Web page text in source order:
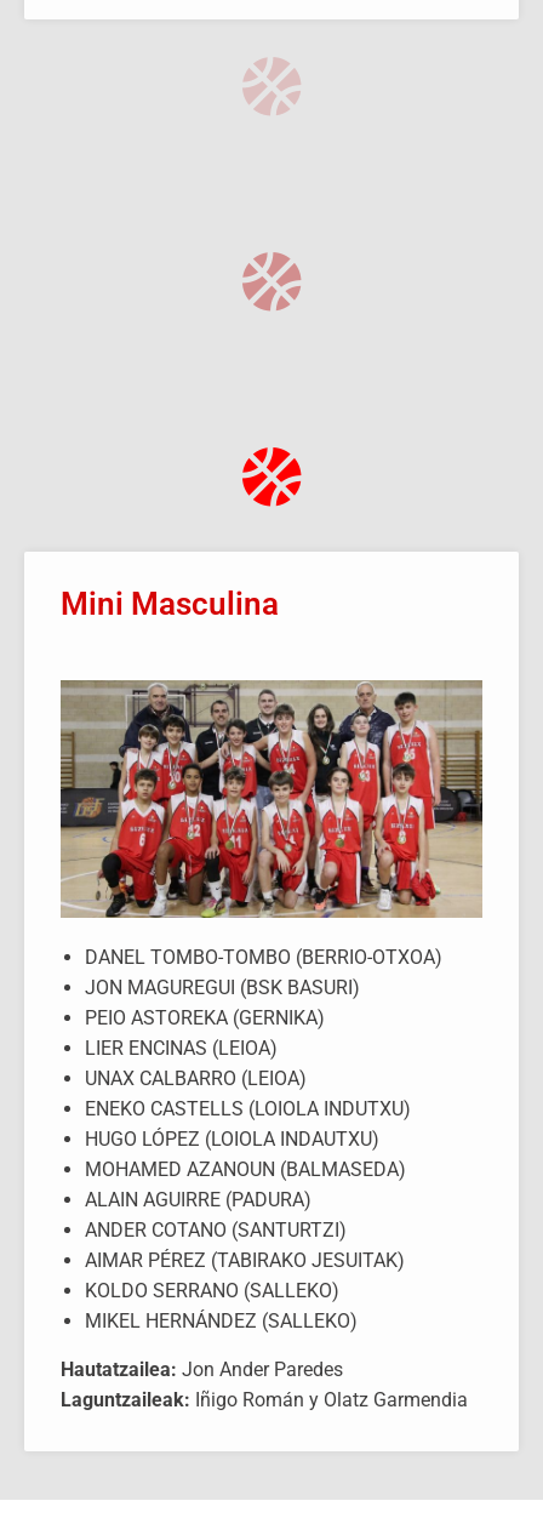
Mini Masculina
DANEL TOMBO-TOMBO (BERRIO-OTXOA)
JON MAGUREGUI (BSK BASURI)
PEIO ASTOREKA (GERNIKA)
LIER ENCINAS (LEIOA)
UNAX CALBARRO (LEIOA)
ENEKO CASTELLS (LOIOLA INDUTXU)
HUGO LÓPEZ (LOIOLA INDAUTXU)
MOHAMED AZANOUN (BALMASEDA)
ALAIN AGUIRRE (PADURA)
ANDER COTANO (SANTURTZI)
AIMAR PÉREZ (TABIRAKO JESUITAK)
KOLDO SERRANO (SALLEKO)
MIKEL HERNÁNDEZ (SALLEKO)
Hautatzailea: Jon Ander Paredes
Laguntzaileak: Iñigo Román y Olatz Garmendia